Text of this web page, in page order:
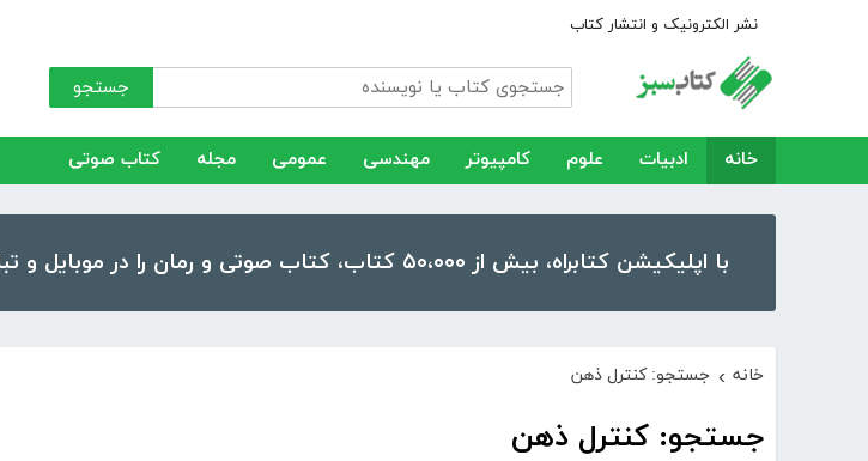
نشر الکترونیک و انتشار کتاب
جستجو
خانه ادبیات علوم کامپیوتر مهندسی عمومی مجله کتاب صوتی
با اپلیکیشن کتابراه، بیش از ۵۰،۰۰۰ کتاب، کتاب صوتی و رمان را در موبایل و تبلت خود داشته باشید!
خانه › جستجو: کنترل ذهن
جستجو: کنترل ذهن